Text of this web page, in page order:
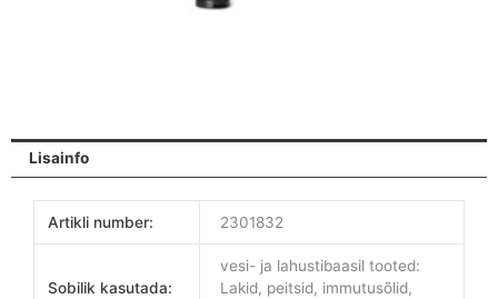
Lisainfo
Artikli number: 2301832
Sobilik kasutada:
vesi- ja lahustibaasil tooted:
Lakid, peitsid, immutusõlid,